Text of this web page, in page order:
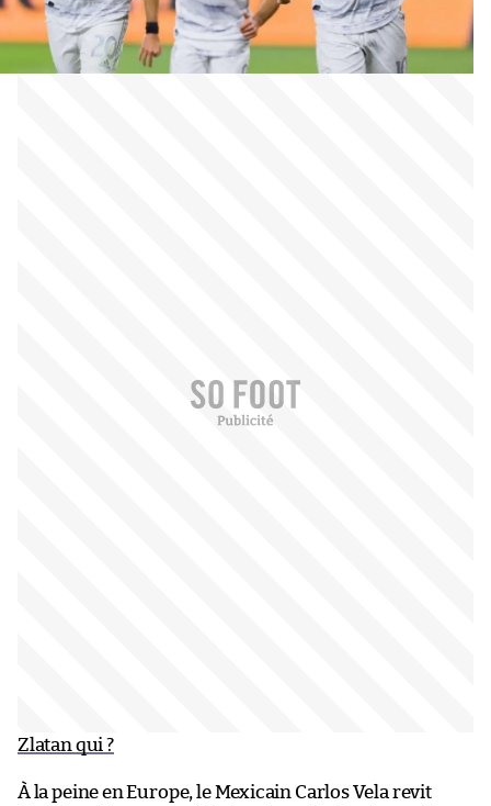
Zlatan qui ?
À la peine en Europe, le Mexicain Carlos Vela revit